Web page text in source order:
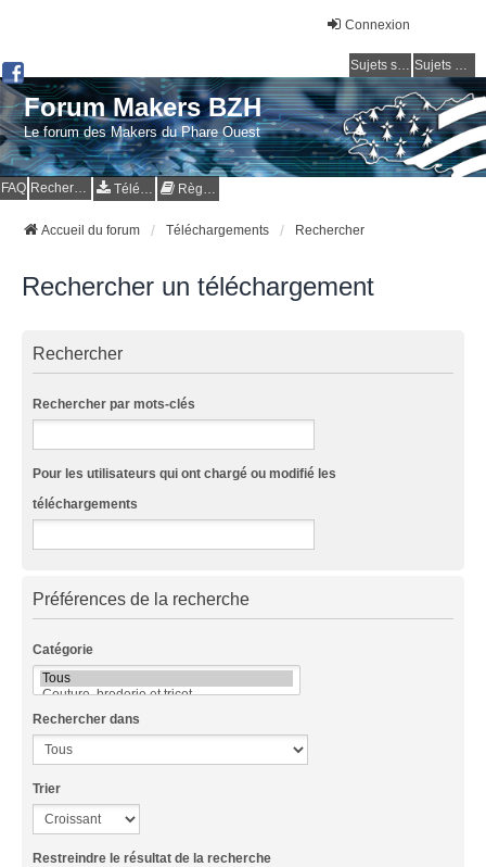
Connexion
Sujets sans réponse Sujets actifs
Forum Makers BZH
Le forum des Makers du Phare Ouest
FAQ Rechercher Téléchargements Règles
Accueil du forum Téléchargements Rechercher
Rechercher un téléchargement
Rechercher
Rechercher par mots-clés
Pour les utilisateurs qui ont chargé ou modifié les
téléchargements
Préférences de la recherche
Catégorie
Rechercher dans
Trier
Restreindre le résultat de la recherche